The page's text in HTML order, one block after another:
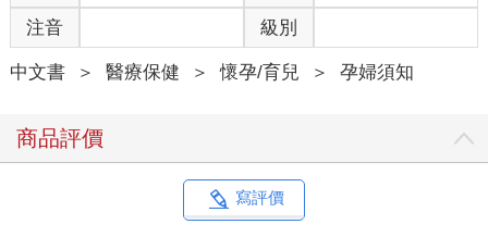
注音 級別
中文書 ＞ 醫療保健 ＞ 懷孕/育兒 ＞ 孕婦須知
商品評價
寫評價